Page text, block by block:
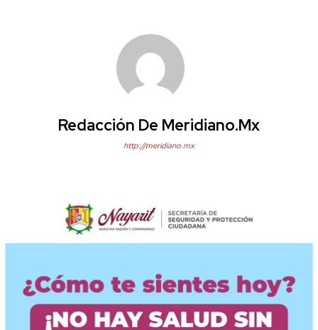
Redacción De Meridiano.mx
http://meridiano.mx